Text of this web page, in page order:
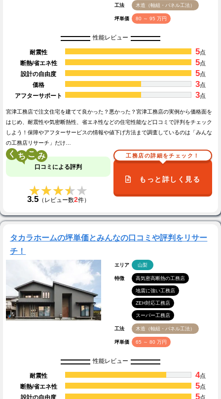
工法 木造（軸組・パネル工法）
坪単価 80 ～ 95 万円
性能レビュー
耐震性 5点
断熱/省エネ性
5点
設計の自由度
5点
価格
3点
アフターサポート
3点
宮津工務店で注文住宅を建てて良かった？悪かった？宮津工務店の実例から価格面を
はじめ、耐震性や気密断熱性、省エネ性などの住宅性能など口コミで評判をチェック
しよう！保障やアフターサービスの情報や値下げ方法まで調査しているのは「みんな
の工務店リサーチ」だけ…
く こ
口コミによる評判
★★★★★
★★★★★
3.5（レビュー数2件）
工務店の詳細をチェック！
もっと詳しく見る
タカラホームの坪単価とみんなの口コミや評判をリサー
チ！
エリア 山梨
特徴 高気密高断熱の工務店
地震に強い工務店
ZEH対応工務店
スーパー工務店
工法 木造（軸組・パネル工法）
坪単価 65 ～ 80 万円
性能レビュー
耐震性 4点
断熱/省エネ性
5点
5